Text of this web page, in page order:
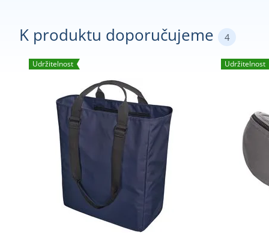
K produktu doporučujeme 4
Udržitelnost Udržitelnost